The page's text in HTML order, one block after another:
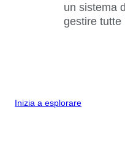
un sistema
gestire tutte
Inizia a esplorare